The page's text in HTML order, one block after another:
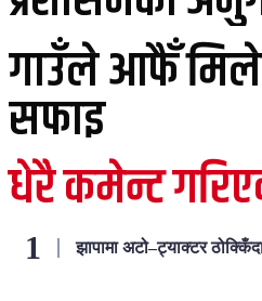
गाउँले आफैँ
सफाइ
धेरै कमेन्ट
झापामा अटो–ट्याक्टर